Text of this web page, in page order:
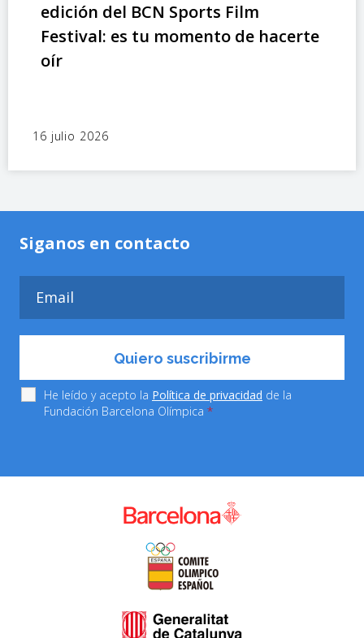
edición del BCN Sports Film
Festival: es tu momento de hacerte
oír
16 julio 2026
Siganos en contacto
He leído y acepto la Política de privacidad de la
Fundación Barcelona Olímpica *